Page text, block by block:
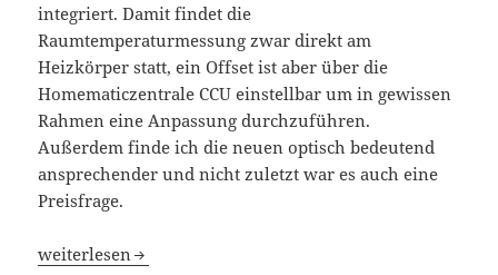
integriert. Damit findet die
Raumtemperaturmessung zwar direkt am
Heizkörper statt, ein Offset ist aber über die
Homematiczentrale CCU einstellbar um in gewissen
Rahmen eine Anpassung durchzuführen.
Außerdem finde ich die neuen optisch bedeutend
ansprechender und nicht zuletzt war es auch eine
Preisfrage.
Winter-Spass
weiterlesen